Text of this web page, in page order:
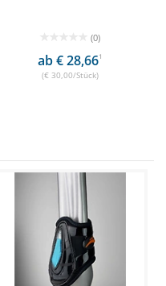
(0)
ab € 28,661
(€ 30,00/Stück)